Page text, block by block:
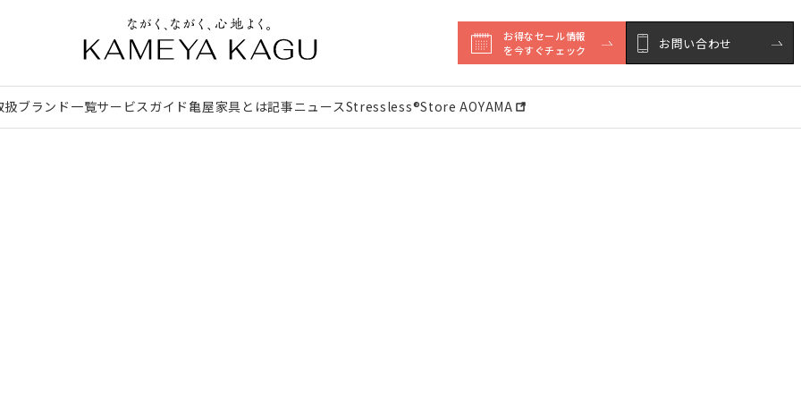
お得なセール情報
を今すぐチェック
お問い合わせ
扱ブランド一覧サービスガイド亀屋家具とは記事ニュースStressless®︎Store AOYAMA